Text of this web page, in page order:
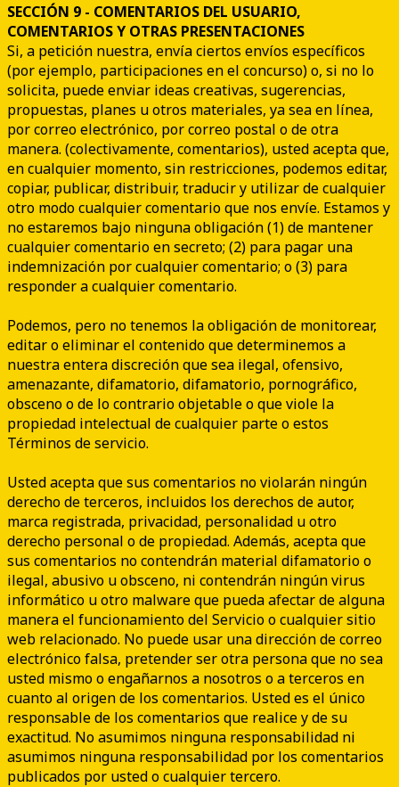
SECCIÓN 9 - COMENTARIOS DEL USUARIO,
COMENTARIOS Y OTRAS PRESENTACIONES
Si, a petición nuestra, envía ciertos envíos específicos
(por ejemplo, participaciones en el concurso) o, si no lo
solicita, puede enviar ideas creativas, sugerencias,
propuestas, planes u otros materiales, ya sea en línea,
por correo electrónico, por correo postal o de otra
manera. (colectivamente, comentarios), usted acepta que,
en cualquier momento, sin restricciones, podemos editar,
copiar, publicar, distribuir, traducir y utilizar de cualquier
otro modo cualquier comentario que nos envíe. Estamos y
no estaremos bajo ninguna obligación (1) de mantener
cualquier comentario en secreto; (2) para pagar una
indemnización por cualquier comentario; o (3) para
responder a cualquier comentario.
Podemos, pero no tenemos la obligación de monitorear,
editar o eliminar el contenido que determinemos a
nuestra entera discreción que sea ilegal, ofensivo,
amenazante, difamatorio, difamatorio, pornográfico,
obsceno o de lo contrario objetable o que viole la
propiedad intelectual de cualquier parte o estos
Términos de servicio.
Usted acepta que sus comentarios no violarán ningún
derecho de terceros, incluidos los derechos de autor,
marca registrada, privacidad, personalidad u otro
derecho personal o de propiedad. Además, acepta que
sus comentarios no contendrán material difamatorio o
ilegal, abusivo u obsceno, ni contendrán ningún virus
informático u otro malware que pueda afectar de alguna
manera el funcionamiento del Servicio o cualquier sitio
web relacionado. No puede usar una dirección de correo
electrónico falsa, pretender ser otra persona que no sea
usted mismo o engañarnos a nosotros o a terceros en
cuanto al origen de los comentarios. Usted es el único
responsable de los comentarios que realice y de su
exactitud. No asumimos ninguna responsabilidad ni
asumimos ninguna responsabilidad por los comentarios
publicados por usted o cualquier tercero.